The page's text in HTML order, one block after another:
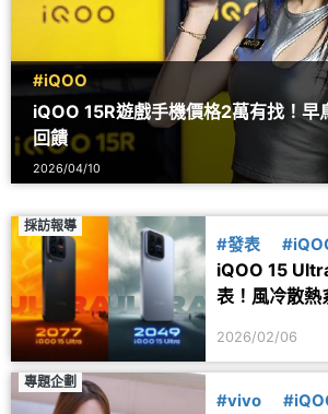
#iQOO
iQOO 15R遊戲手機價格2萬有找！早
回饋
2026/04/10
採訪報導
#發表
iQOO 15
表！風冷散
2026/02/06
專題企劃
#vivo